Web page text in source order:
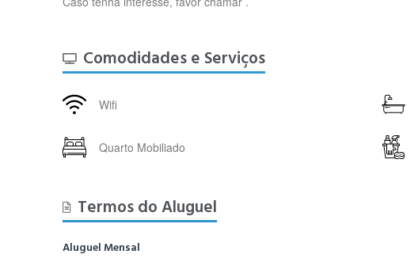
Comodidades e Serviços
Wifi
Quarto Mobiliado
Termos do Aluguel
Aluguel Mensal